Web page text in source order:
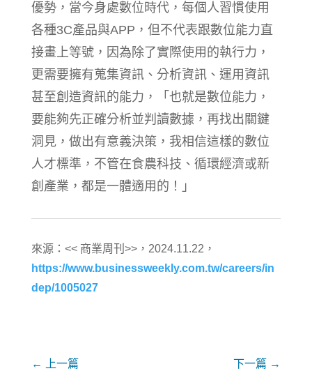
優勢，當今身處數位時代，每個人習慣使用
各種3C產品與APP，但不代表跟數位能力直
接畫上等號，因為除了實際使用的執行力，
更需要擁有蒐集資訊、分析資訊、運用資訊
甚至創造資訊的能力，「也就是數位能力，
要能夠先正確分析並判讀數據，再找出關鍵
洞見，做出有意義決策，我相信這樣的數位
人才標準，不管在食農科技、循環經濟或新
創產業，都是一體適用的！」
來源：<< 商業周刊 >>，2024.11.22，
https://www.businessweekly.com.tw/careers/in
dep/1005027
下一篇
上一篇